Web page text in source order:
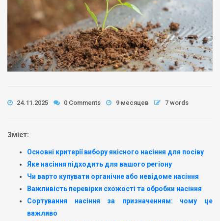
24.11.2025 0 Comments 9 месяцев 7 words
Зміст:
Основні критерії вибору якісного насіння для посіву
Яке насіння підходить для вашого регіону
Чи варто купувати органічне або невідоме насіння
Важливість перевірки схожості та обробки насіння
Сортування насіння за призначенням: чому це
важливо